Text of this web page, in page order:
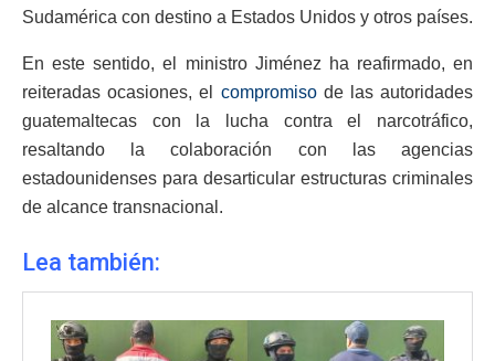
Sudamérica con destino a Estados Unidos y otros países.
En este sentido, el ministro Jiménez ha reafirmado, en
reiteradas ocasiones, el compromisode las autoridades
guatemaltecas con la lucha contra el narcotráfico,
resaltando la colaboración con las agencias
estadounidenses para desarticular estructuras criminales
de alcance transnacional.
Lea también: